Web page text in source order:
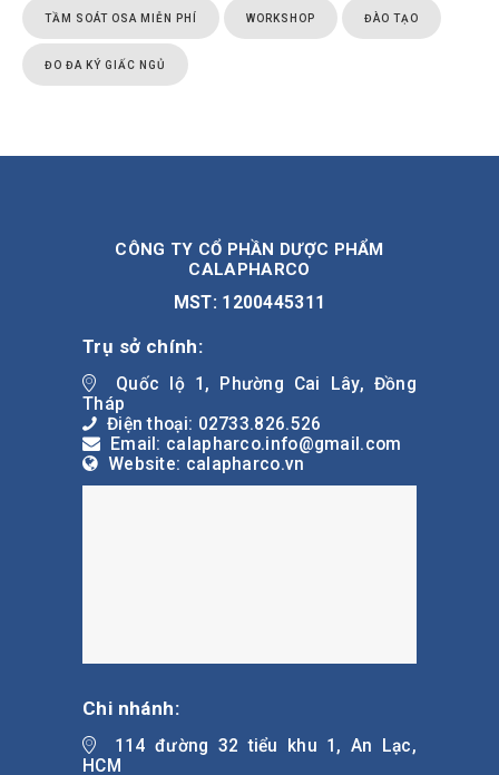
TẦM SOÁT OSA MIỄN PHÍ WORKSHOP ĐÀO TẠO
ĐO ĐA KÝ GIẤC NGỦ
CÔNG TY CỔ PHẦN DƯỢC PHẨM
CALAPHARCO
MST: 1200445311
Trụ sở chính:
Quốc lộ 1, Phường Cai Lây, Đồng
Tháp
Điện thoại: 02733.826.526
Email: calapharco.info@gmail.com
Website: calapharco.vn
Chi nhánh:
114 đường 32 tiểu khu 1, An Lạc,
HCM